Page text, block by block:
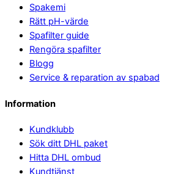
Spakemi
Rätt pH-värde
Spafilter guide
Rengöra spafilter
Blogg
Service & reparation av spabad
Information
Kundklubb
Sök ditt DHL paket
Hitta DHL ombud
Kundtjänst